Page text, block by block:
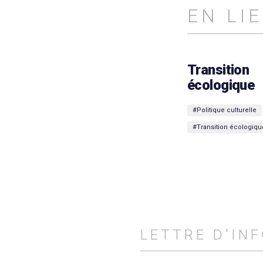
EN
Transition
écologique
#Politique culturelle
#Transition
LETTRE